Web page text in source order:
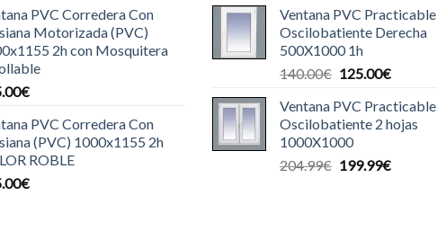
PVC Corredera Con
Motorizada (PVC)
2h con Mosquitera
€
PVC Corredera Con
(PVC) 1000x1155 2h
ROBLE
€
original
era:
140.00€.
actual
es:
Ventana PVC Practicable
Oscilobatiente Derecha
500X1000 1h
140.00€ El
original
era:
140.00€.
125.00€El
actual
es:
Ventana PVC Practicable
Oscilobatiente 2 hojas
1000X1000
204.99€ El
199.99€El